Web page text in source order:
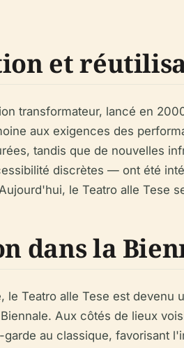
et
transformateur, lancé en
aux exigences des
tandis que de nouvelles
discrètes — ont été
le Teatro alle Tese
dans la
le Teatro alle Tese est
Aux côtés de lieux
au classique, favorisant